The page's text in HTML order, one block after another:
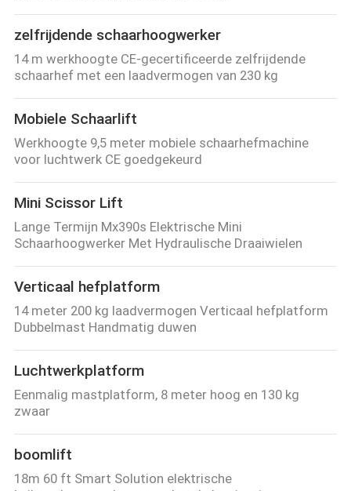
zelfrijdende schaarhoogwerker
14 m werkhoogte CE-gecertificeerde zelfrijdende
schaarhef met een laadvermogen van 230 kg
Mobiele Schaarlift
Werkhoogte 9,5 meter mobiele schaarhefmachine
voor luchtwerk CE goedgekeurd
Mini Scissor Lift
Lange Termijn Mx390s Elektrische Mini
Schaarhoogwerker Met Hydraulische Draaiwielen
Verticaal hefplatform
14 meter 200 kg laadvermogen Verticaal hefplatform
Dubbelmast Handmatig duwen
Luchtwerkplatform
Eenmalig mastplatform, 8 meter hoog en 130 kg
zwaar
boomlift
18m 60 ft Smart Solution elektrische